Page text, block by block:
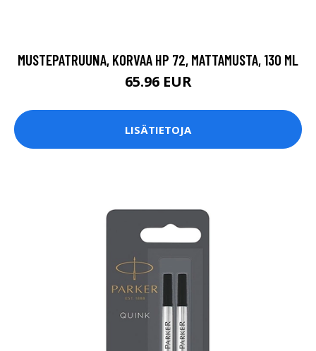
MUSTEPATRUUNA, KORVAA HP 72, MATTAMUSTA, 130 ML
65.96 EUR
LISÄTIETOJA